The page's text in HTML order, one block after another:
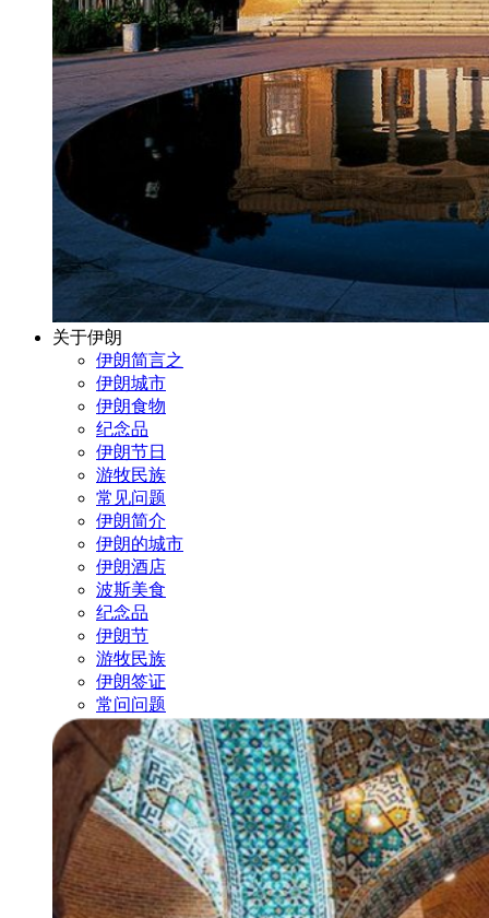
关于伊朗
伊朗简言之
伊朗城市
伊朗食物
纪念品
伊朗节日
游牧民族
常见问题
伊朗简介
伊朗的城市
伊朗酒店
波斯美食
纪念品
伊朗节
游牧民族
伊朗签证
常问问题